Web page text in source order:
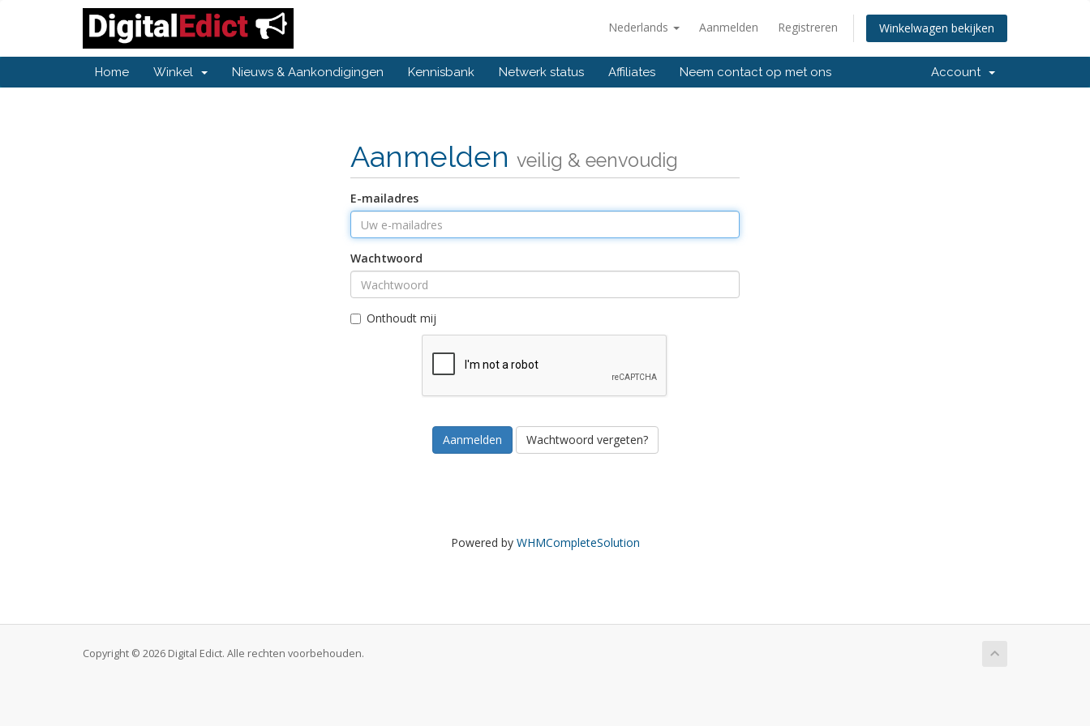
Nederlands Aanmelden Registreren Winkelwagen bekijken
Home Winkel Nieuws & Aankondigingen Kennisbank Netwerk status Affiliates Neem contact op met ons Account
Aanmelden veilig & eenvoudig
E-mailadres
Wachtwoord
Onthoudt mij
Wachtwoord vergeten?
Powered by WHMCompleteSolution
Copyright © 2026 Digital Edict. Alle rechten voorbehouden.